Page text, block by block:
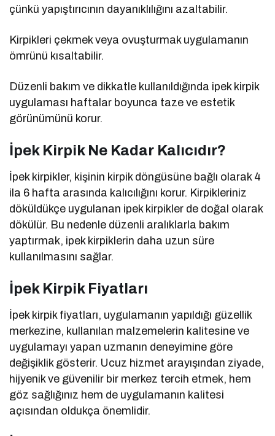
çünkü yapıştırıcının dayanıklılığını azaltabilir.
Kirpikleri çekmek veya ovuşturmak uygulamanın
ömrünü kısaltabilir.
Düzenli bakım ve dikkatle kullanıldığında ipek kirpik
uygulaması haftalar boyunca taze ve estetik
görünümünü korur.
İpek Kirpik Ne Kadar Kalıcıdır?
İpek kirpikler, kişinin kirpik döngüsüne bağlı olarak 4
ila 6 hafta arasında kalıcılığını korur. Kirpikleriniz
döküldükçe uygulanan ipek kirpikler de doğal olarak
dökülür. Bu nedenle düzenli aralıklarla bakım
yaptırmak, ipek kirpiklerin daha uzun süre
kullanılmasını sağlar.
İpek Kirpik Fiyatları
İpek kirpik fiyatları, uygulamanın yapıldığı güzellik
merkezine, kullanılan malzemelerin kalitesine ve
uygulamayı yapan uzmanın deneyimine göre
değişiklik gösterir. Ucuz hizmet arayışından ziyade,
hijyenik ve güvenilir bir merkez tercih etmek, hem
göz sağlığınız hem de uygulamanın kalitesi
açısından oldukça önemlidir.